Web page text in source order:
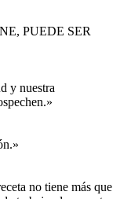
PUEDE SER
y nuestra
no tiene más que